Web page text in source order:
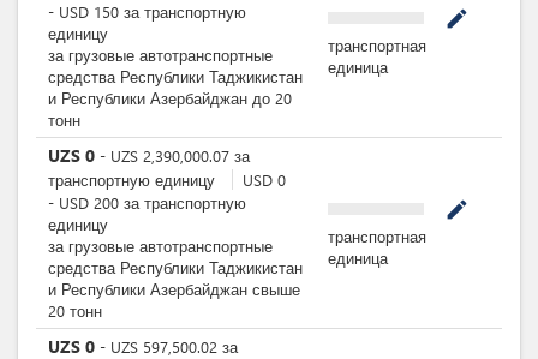
- USD 150 за транспортную
единицу
за грузовые автотранспортные
средства Республики Таджикистан
и Республики Азербайджан до 20
тонн
mode_edit
транспортная
единица
UZS 0 - UZS 2,390,000.07 за
транспортную единицу
USD 0
- USD 200 за транспортную
единицу
за грузовые автотранспортные
средства Республики Таджикистан
и Республики Азербайджан свыше
20 тонн
mode_edit
транспортная
единица
UZS 0 - UZS 597,500.02 за